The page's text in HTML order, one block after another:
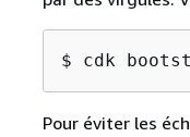
$ cdk
Pour éviter les